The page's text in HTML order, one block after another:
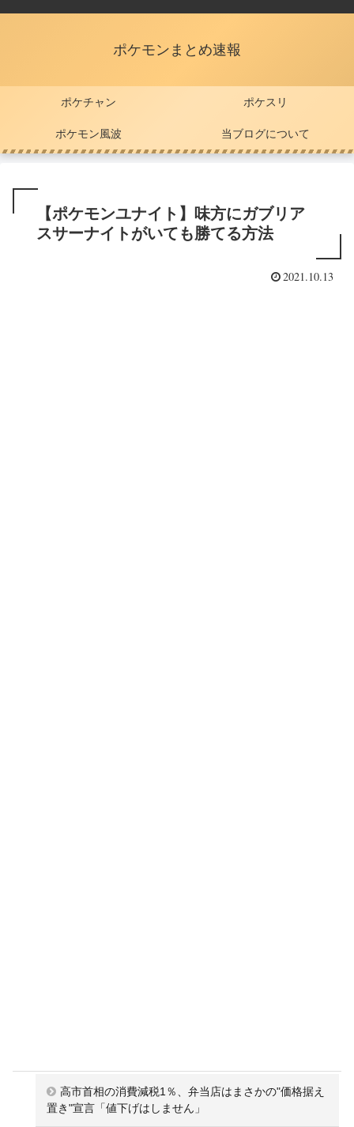
ポケモンまとめ速報
ポケチャン ポケスリ
ポケモン風波 当ブログについて
【ポケモンユナイト】味方にガブリア
スサーナイトがいても勝てる方法
2021.10.13
高市首相の消費減税1％、弁当店はまさかの"価格据え
置き"宣言「値下げはしません」